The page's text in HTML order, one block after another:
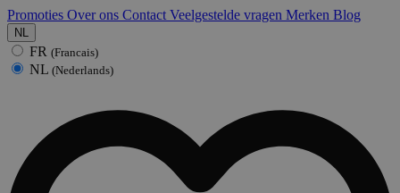
Promoties Over ons Contact Veelgestelde vragen Merken Blog
NL
FR (Francais)
NL (Nederlands)